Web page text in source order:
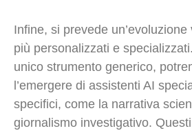
Infine, si prevede
più personalizzati e
unico strumento generico,
l’emergere di assistenti AI
specifici, come la narrativa
giornalismo investigativo.